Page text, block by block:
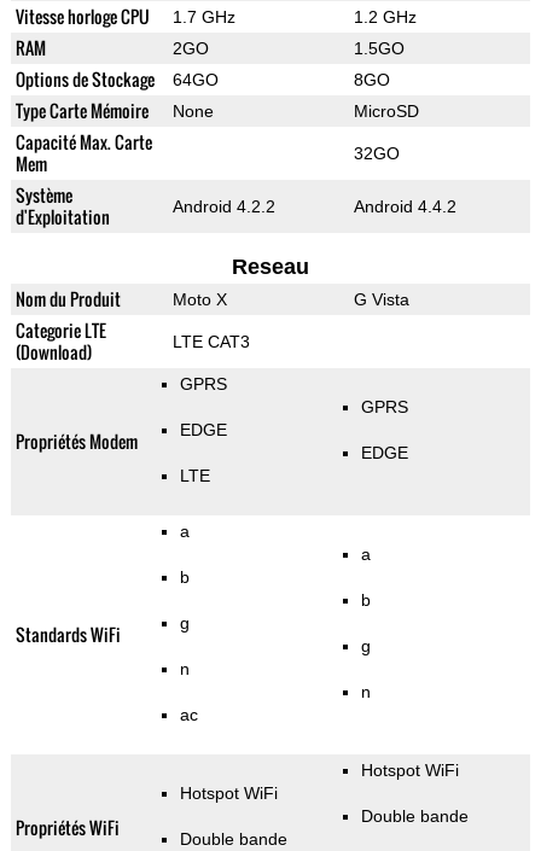
Vitesse horloge CPU 1.7 GHz 1.2 GHz
RAM 2GO 1.5GO
Options de Stockage 64GO 8GO
Type Carte Mémoire None MicroSD
Capacité Max. Carte
Mem
32GO
Système
d'Exploitation
Android 4.2.2 Android 4.4.2
Reseau
Nom du Produit Moto X G Vista
Categorie LTE
(Download)
LTE CAT3
Propriétés Modem
GPRS
EDGE
LTE
GPRS
EDGE
Standards WiFi
a
b
g
n
ac
a
b
g
n
Propriétés WiFi
Hotspot WiFi
Double bande
Hotspot WiFi
Double bande